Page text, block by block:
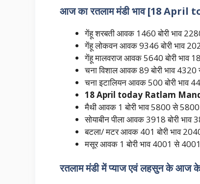
आज का रतलाम मंडी भाव [18
गेंहू शरबती आवक 1460 बोरी भाव
गेंहू लोकवन आवक 9346 बोरी भाव
गेंहू मालवराज आवक 5640 बोरी भाव
चना विशाल आवक 89 बोरी भाव
चना इटालियन आवक 500 बोरी भाव
18 April today Ratlam
मैथी आवक 1 बोरी भाव 5800 से
सोयाबीन पीला आवक 3918 बोरी
बटला/ मटर आवक 401 बोरी भाव
मसूर आवक 1 बोरी भाव 4001 से 4001
रतलाम मंडी में प्याज एवं लहसुन के आज